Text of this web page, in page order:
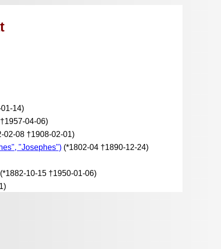
14)
04-06)
02-08 †1908-02-01)
"Josephes") (*1802-04 †1890-12-24)
(*1882-10-15 †1950-01-06)